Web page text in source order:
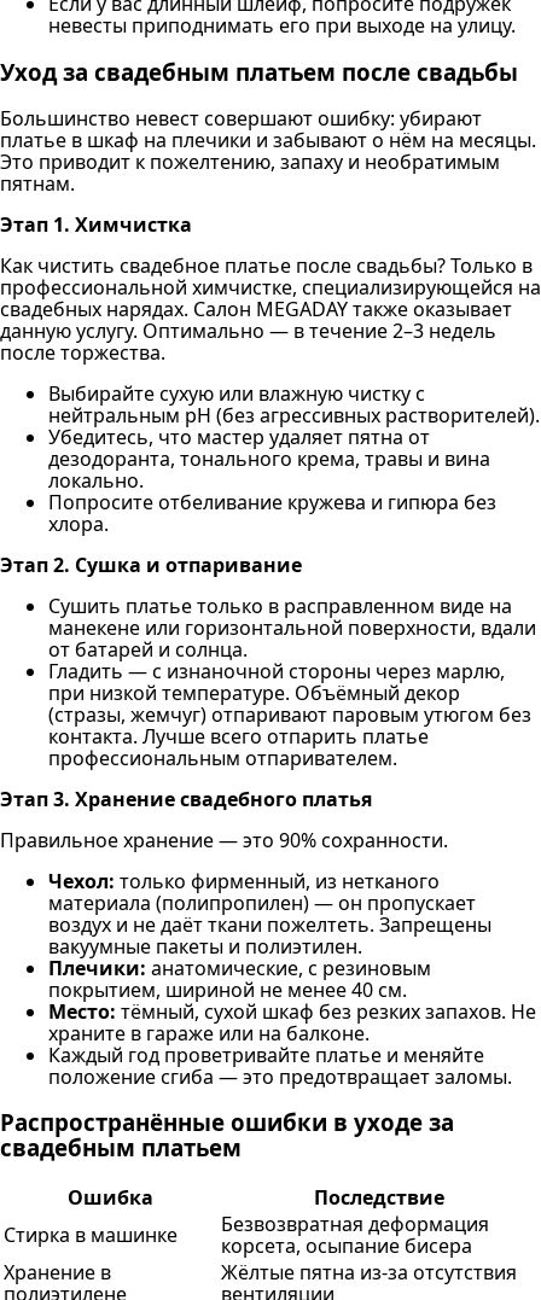
невесты приподнимать его при выходе на улицу.
Уход за свадебным платьем после свадьбы
Большинство невест совершают ошибку: убирают
платье в шкаф на плечики и забывают о нём на месяцы.
Это приводит к пожелтению, запаху и необратимым
пятнам.
Этап 1. Химчистка
Как чистить свадебное платье после свадьбы? Только в
профессиональной химчистке, специализирующейся на
свадебных нарядах. Салон MEGADAY также оказывает
данную услугу. Оптимально — в течение 2–3 недель
после торжества.
Выбирайте сухую или влажную чистку с
нейтральным pH (без агрессивных растворителей).
Убедитесь, что мастер удаляет пятна от
дезодоранта, тонального крема, травы и вина
локально.
Попросите отбеливание кружева и гипюра без
хлора.
Этап 2. Сушка и отпаривание
Сушить платье только в расправленном виде на
манекене или горизонтальной поверхности, вдали
от батарей и солнца.
Гладить — с изнаночной стороны через марлю,
при низкой температуре. Объёмный декор
(стразы, жемчуг) отпаривают паровым утюгом без
контакта. Лучше всего отпарить платье
профессиональным отпаривателем.
Этап 3. Хранение свадебного платья
Правильное хранение — это 90% сохранности.
Чехол: только фирменный, из нетканого
материала (полипропилен) — он пропускает
воздух и не даёт ткани пожелтеть. Запрещены
вакуумные пакеты и полиэтилен.
Плечики: анатомические, с резиновым
покрытием, шириной не менее 40 см.
Место: тёмный, сухой шкаф без резких запахов. Не
храните в гараже или на балконе.
Каждый год проветривайте платье и меняйте
положение сгиба — это предотвращает заломы.
Распространённые ошибки в уходе за
свадебным платьем
Ошибка
Последствие
Стирка в машинке
Безвозвратная деформация
корсета, осыпание бисера
Хранение в
полиэтилене
Жёлтые пятна из-за отсутствия
вентиляции